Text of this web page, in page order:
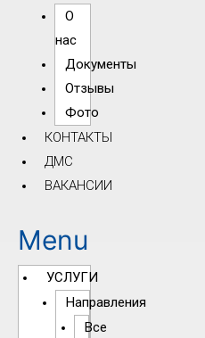
О
нас
Документы
Отзывы
Фото
КОНТАКТЫ
ДМС
ВАКАНСИИ
Menu
УСЛУГИ
Направления
Все